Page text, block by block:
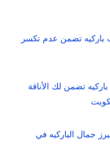
باركيه تضمن عدم تكسر
باركيه تضمن لك الأناقة
يبرز جمال الباركيه في